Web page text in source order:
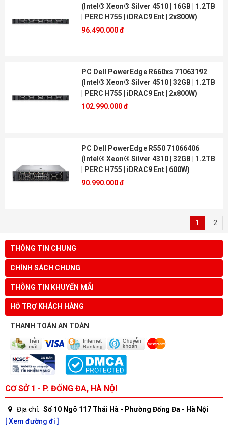
(Intel® Xeon® Silver 4510 | 16GB | 1.2TB
| PERC H755 | iDRAC9 Ent | 2x800W)
96.490.000 đ
PC Dell PowerEdge R660xs 71063192
(Intel® Xeon® Silver 4510 | 32GB | 1.2TB
| PERC H755 | iDRAC9 Ent | 2x800W)
102.990.000 đ
PC Dell PowerEdge R550 71066406
(Intel® Xeon® Silver 4310 | 32GB | 1.2TB
| PERC H755 | iDRAC9 Ent | 600W)
90.990.000 đ
1 2
THÔNG TIN CHUNG
CHÍNH SÁCH CHUNG
THÔNG TIN KHUYẾN MÃI
HỖ TRỢ KHÁCH HÀNG
THANH TOÁN AN TOÀN
CƠ SỞ 1 - P. ĐỐNG ĐA, HÀ NỘI
Địa chỉ: Số 10 Ngõ 117 Thái Hà - Phường Đống Đa - Hà Nội
[ Xem đường đi ]